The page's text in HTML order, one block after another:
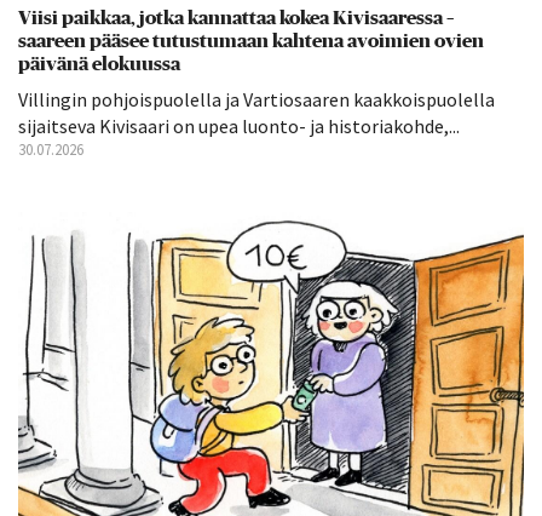
Viisi paikkaa, jotka kannattaa kokea Kivisaaressa –
saareen pääsee tutustumaan kahtena avoimien ovien
päivänä elokuussa
Villingin pohjoispuolella ja Vartiosaaren kaakkoispuolella
sijaitseva Kivisaari on upea luonto- ja historiakohde,...
30.07.2026